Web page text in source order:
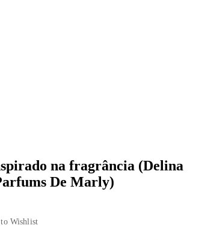
na fragrância (Delina
De Marly)
Wishlist